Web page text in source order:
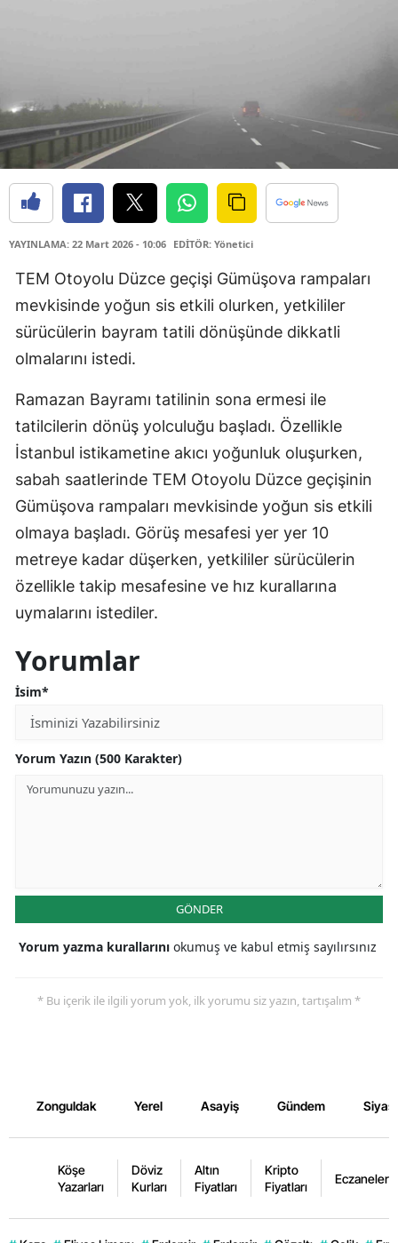
YAYINLAMA: 22 Mart 2026 - 10:06 EDİTÖR: Yönetici
TEM Otoyolu Düzce geçişi Gümüşova rampaları
mevkisinde yoğun sis etkili olurken, yetkililer
sürücülerin bayram tatili dönüşünde dikkatli
olmalarını istedi.
Ramazan Bayramı tatilinin sona ermesi ile
tatilcilerin dönüş yolculuğu başladı. Özellikle
İstanbul istikametine akıcı yoğunluk oluşurken,
sabah saatlerinde TEM Otoyolu Düzce geçişinin
Gümüşova rampaları mevkisinde yoğun sis etkili
olmaya başladı. Görüş mesafesi yer yer 10
metreye kadar düşerken, yetkililer sürücülerin
özellikle takip mesafesine ve hız kurallarına
uymalarını istediler.
Yorumlar
İsim*
Yorum Yazın (500 Karakter)
GÖNDER
Yorum yazma kurallarını okumuş ve kabul etmiş sayılırsınız
* Bu içerik ile ilgili yorum yok, ilk yorumu siz yazın, tartışalım *
Zonguldak Yerel Asayiş Gündem
Köşe
Yazarları
Döviz
Kurları
Altın
Fiyatları
Kripto
Fiyatları
Eczaneler